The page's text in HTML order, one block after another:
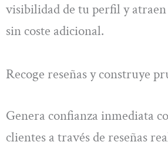
visibilidad de tu perfil y
sin coste adicional.
Recoge reseñas y construye
Genera confianza inmediata
clientes a través de reseñas